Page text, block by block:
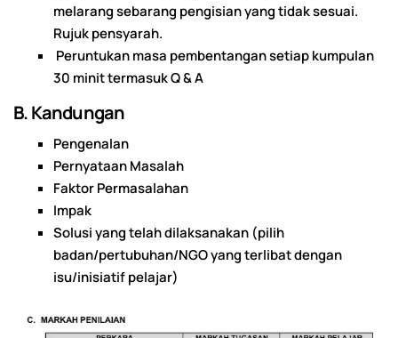
melarang sebarang pengisian yang tidak sesuai.
Rujuk pensyarah.
Peruntukan masa pembentangan setiap kumpulan
30 minit termasuk Q & A
B. Kandungan
Pengenalan
Pernyataan Masalah
Faktor Permasalahan
Impak
Solusi yang telah dilaksanakan (pilih
badan/pertubuhan/NGO yang terlibat dengan
isu/inisiatif pelajar)